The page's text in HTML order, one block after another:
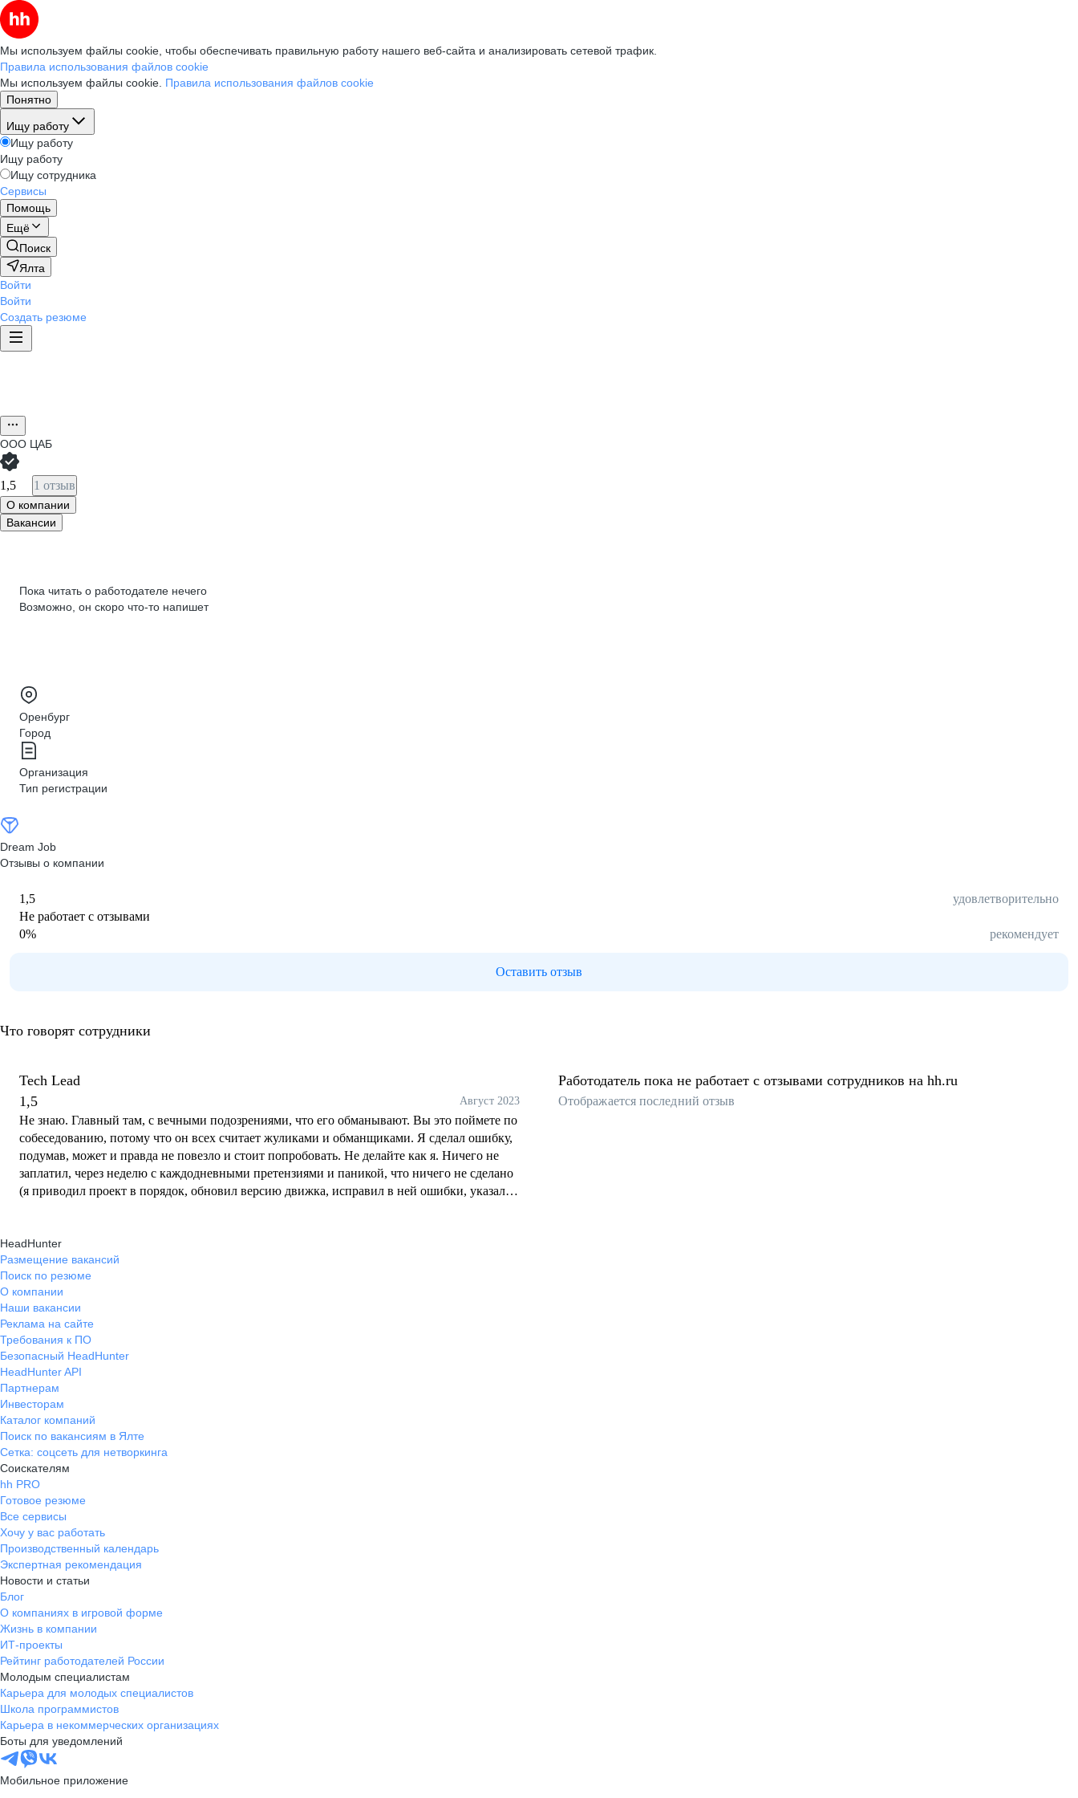
Мы используем файлы cookie, чтобы обеспечивать правильную работу нашего веб-сайта и анализировать сетевой трафик.
Правила использования файлов cookie
Мы используем файлы cookie. Правила использования файлов cookie
Понятно
Ищу работу
Ищу работу
Ищу работу
Ищу сотрудника
Сервисы
Помощь
Ещё
Поиск
Ялта
Войти
Войти
Создать резюме
ООО ЦАБ
1,5 1 отзыв
О компании
Вакансии
Пока читать о работодателе нечего
Возможно, он скоро что‑то напишет
Оренбург
Город
Организация
Тип регистрации
Dream Job
Отзывы о компании
1,5
удовлетворительно
Не работает с отзывами
0% рекомендует
Оставить отзыв
Что говорят сотрудники
Tech Lead
1,5
Август 2023
Не знаю. Главный там, с вечными подозрениями, что его обманывают. Вы это поймете по
собеседованию, потому что он всех считает жуликами и обманщиками. Я сделал ошибку,
подумав, может и правда не повезло и стоит попробовать. Не делайте как я. Ничего не
заплатил, через неделю с каждодневными претензиями и паникой, что ничего не сделано
(я приводил проект в порядок, обновил версию движка, исправил в ней ошибки, указал
Работодатель пока не работает с отзывами сотрудников на hh.ru
Отображается последний отзыв
HeadHunter
Размещение вакансий
Поиск по резюме
О компании
Наши вакансии
Реклама на сайте
Требования к ПО
Безопасный HeadHunter
HeadHunter API
Партнерам
Инвесторам
Каталог компаний
Поиск по вакансиям в Ялте
Сетка: соцсеть для нетворкинга
Соискателям
hh PRO
Готовое резюме
Все сервисы
Хочу у вас работать
Производственный календарь
Экспертная рекомендация
Новости и статьи
Блог
О компаниях в игровой форме
Жизнь в компании
ИТ-проекты
Рейтинг работодателей России
Молодым специалистам
Карьера для молодых специалистов
Школа программистов
Карьера в некоммерческих организациях
Боты для уведомлений
Мобильное приложение